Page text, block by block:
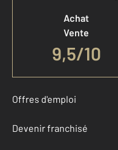
Achat
Vente
9,5/10
Offres d'emploi
Devenir franchisé